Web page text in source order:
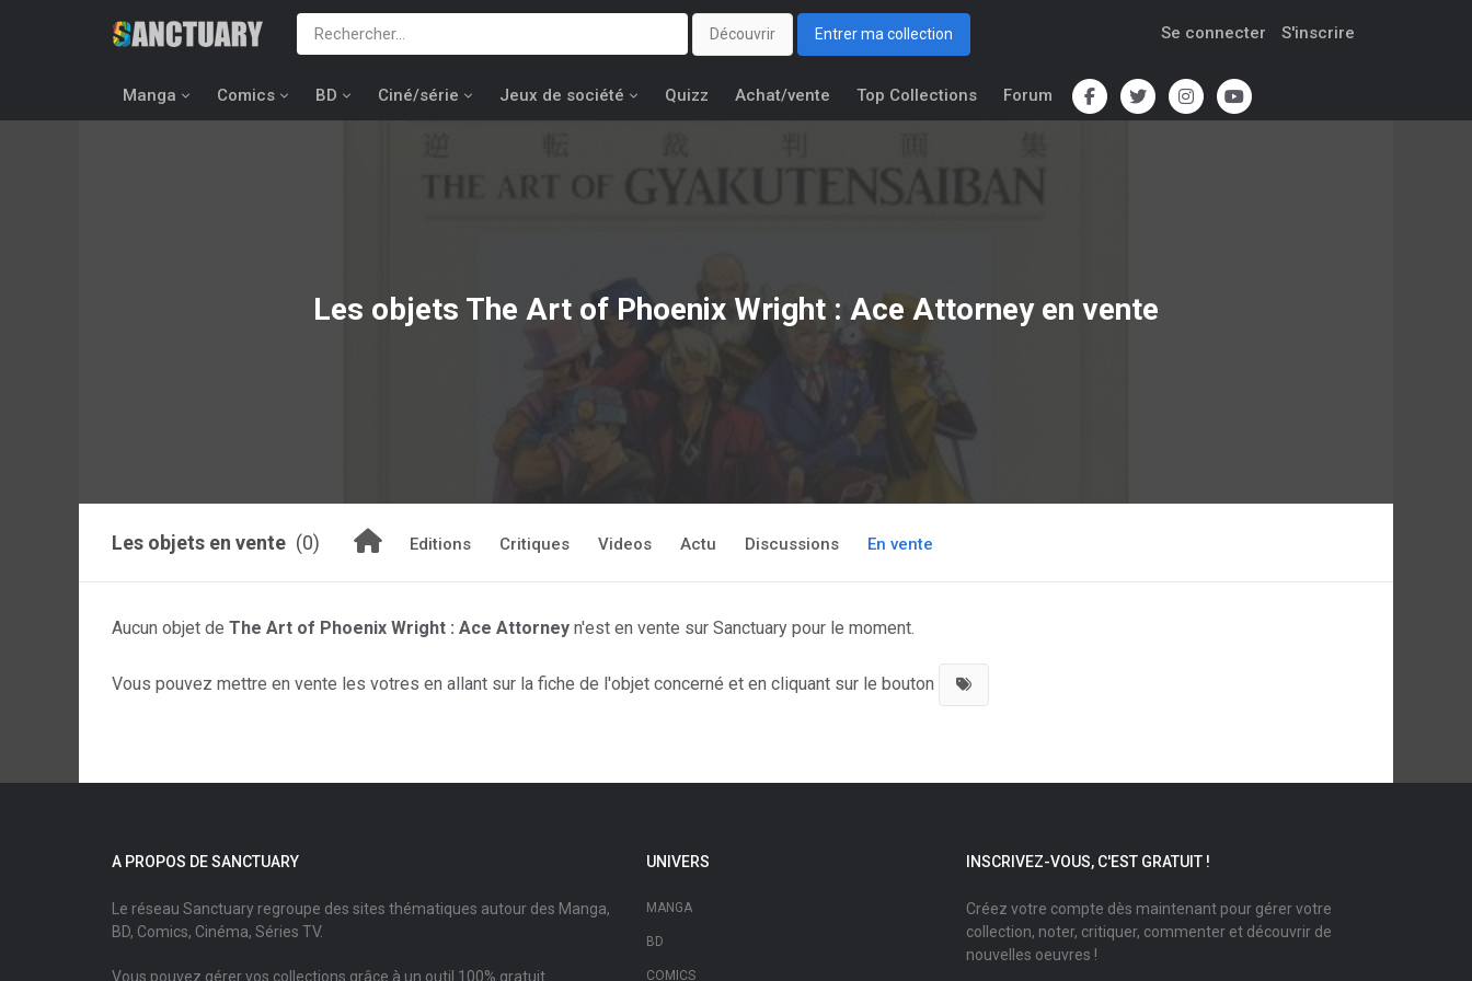
Découvrir Entrer ma collection Se connecter S'inscrire
Manga Comics BD Ciné/série Jeux de société Quizz Achat/vente Top Collections Forum
Les objets The Art of Phoenix Wright : Ace Attorneyen vente
Les objets en vente (0) Editions Critiques Videos Actu Discussions En vente
Aucun objet de The Art of Phoenix Wright : Ace Attorney n'est en vente sur Sanctuary pour le moment.
Vous pouvez mettre en vente les votres en allant sur la fiche de l'objet concerné et en cliquant sur le bouton
A PROPOS DE SANCTUARY
Le réseau Sanctuary regroupe des sites thématiques autour des Manga,
BD, Comics, Cinéma, Séries TV.
Vous pouvez gérer vos collections grâce à un outil 100% gratuit.
UNIVERS
MANGA
BD
COMICS
INSCRIVEZ-VOUS, C'EST GRATUIT !
Créez votre compte dès maintenant pour gérer votre
collection, noter, critiquer, commenter et découvrir de
nouvelles oeuvres !